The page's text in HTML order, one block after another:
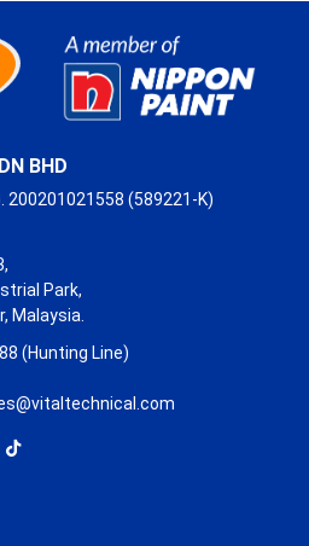
BHD
200201021558 (589221-K)
Park,
Malaysia.
(Hunting Line)